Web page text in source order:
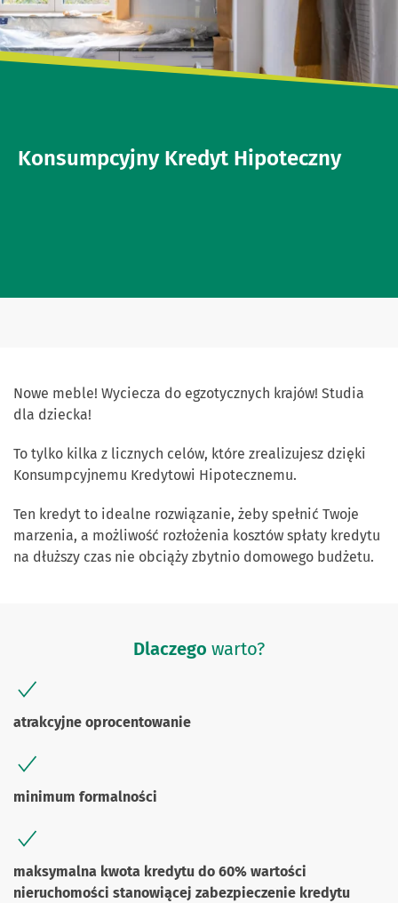
Konsumpcyjny Kredyt Hipoteczny
Nowe meble! Wyciecza do egzotycznych krajów! Studia
dla dziecka!
To tylko kilka z licznych celów, które zrealizujesz dzięki
Konsumpcyjnemu Kredytowi Hipotecznemu.
Ten kredyt to idealne rozwiązanie, żeby spełnić Twoje
marzenia, a możliwość rozłożenia kosztów spłaty kredytu
na dłuższy czas nie obciąży zbytnio domowego budżetu.
Dlaczego warto?
atrakcyjne oprocentowanie
minimum formalności
maksymalna kwota kredytu do 60% wartości
nieruchomości stanowiącej zabezpieczenie kredytu